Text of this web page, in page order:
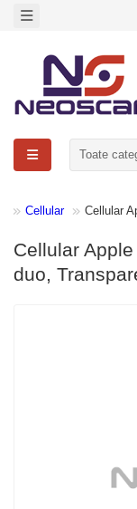
Toate
Cellular Cellular
Cellular
duo,